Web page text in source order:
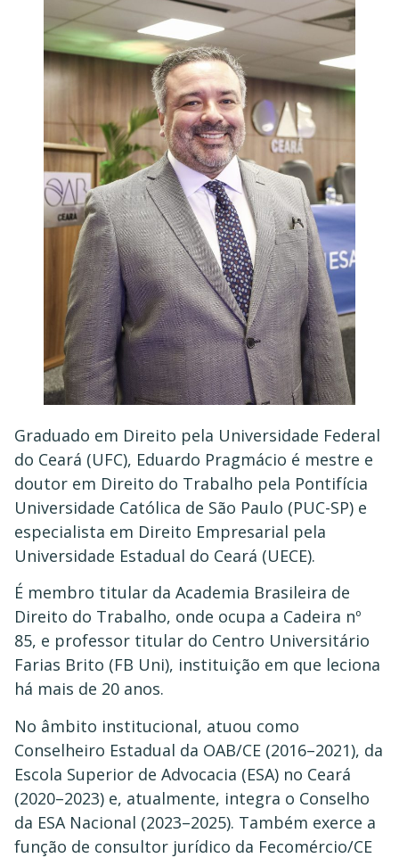
Graduado em Direito pela Universidade Federal
do Ceará (UFC), Eduardo Pragmácio é mestre e
doutor em Direito do Trabalho pela Pontifícia
Universidade Católica de São Paulo (PUC-SP) e
especialista em Direito Empresarial pela
Universidade Estadual do Ceará (UECE).
É membro titular da Academia Brasileira de
Direito do Trabalho, onde ocupa a Cadeira nº
85, e professor titular do Centro Universitário
Farias Brito (FB Uni), instituição em que leciona
há mais de 20 anos.
No âmbito institucional, atuou como
Conselheiro Estadual da OAB/CE (2016–2021), da
Escola Superior de Advocacia (ESA) no Ceará
(2020–2023) e, atualmente, integra o Conselho
da ESA Nacional (2023–2025). Também exerce a
função de consultor jurídico da Fecomércio/CE